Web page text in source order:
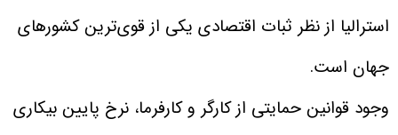
استرالیا از نظر ثبات اقتصادی یکی از قوی‌ترین کشورهای
جهان است.
وجود قوانین حمایتی از کارگر و کارفرما، نرخ پایین بیکاری